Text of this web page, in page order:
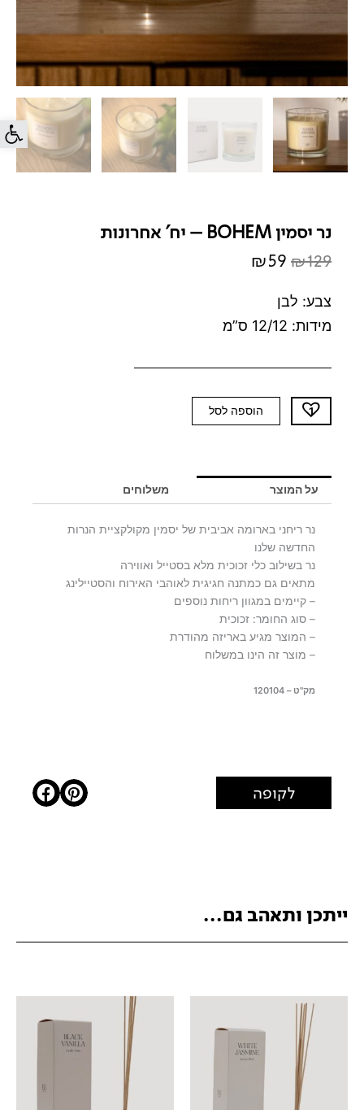
פתח
נר יסמין BOHEM – יח' אחרונות
₪129
המקורי
היה:
₪129.
₪59
₪59.
צבע: לבן
מידות: 12/12 ס”מ
כמות
של
BOHEM
אחרונות
הוספה לסל
על המוצר משלוחים
נר ריחני בארומה אביבית של יסמין מקולקציית הנרות
החדשה שלנו
נר בשילוב כלי זכוכית מלא בסטייל ואווירה
מתאים גם כמתנה חגיגית לאוהבי האירוח והסטיילינג
– קיימים במגוון ריחות נוספים
– סוג החומר: זכוכית
– המוצר מגיע באריזה מהודרת
– מוצר זה הינו במשלוח
מק"ט – 120104
לקופה
ייתכן ותאהב גם...